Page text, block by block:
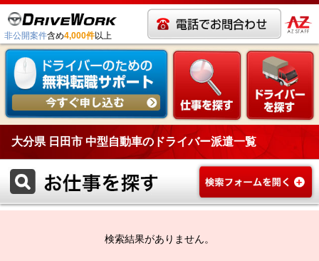
非公開案件含め4,000件以上
大分県 日田市 中型自動車のドライバー派遣一覧
検索結果がありません。